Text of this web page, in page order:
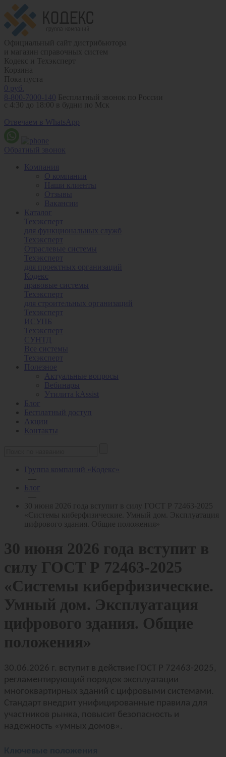
Официальный сайт дистрибьютора
и магазин справочных систем
Кодекс и Техэксперт
Корзина
Пока пуста
0 руб.
8-800-7000-140 Бесплатный звонок по России
с 4:30 до 18:00 в будни по Мск
Отвечаем в WhatsApp
Обратный звонок
Компания
О компании
Наши клиенты
Отзывы
Вакансии
Каталог
Техэксперт
для функциональных служб
Техэксперт
Отраслевые системы
Техэксперт
для проектных организаций
Кодекс
правовые системы
Техэксперт
для строительных организаций
Техэксперт
ИСУПБ
Техэксперт
СУНТД
Все системы
Техэксперт
Полезное
Актуальные вопросы
Вебинары
Утилита kAssist
Блог
Бесплатный доступ
Акции
Контакты
Группа компаний «Кодекс»
Блог
30 июня 2026 года вступит в силу ГОСТ Р 72463-2025
«Системы киберфизические. Умный дом. Эксплуатация
цифрового здания. Общие положения»
30 июня 2026 года вступит в
силу ГОСТ Р 72463-2025
«Системы киберфизические.
Умный дом. Эксплуатация
цифрового здания. Общие
положения»
30.06.2026 г. вступит в действие ГОСТ Р 72463-2025,
регламентирующий порядок эксплуатации
многоквартирных зданий с цифровыми системами.
Стандарт внедрит унифицированные правила для
участников рынка, повысит безопасность и
надежность «умных домов».